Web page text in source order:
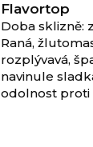
Flavortop
Doba sklizně:
Raná,
rozplývavá,
navinule
odolnost proti